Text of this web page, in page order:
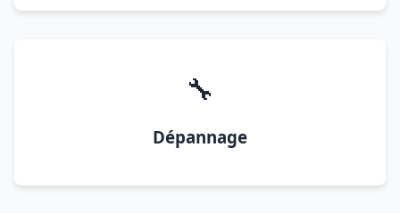
🔧
Dépannage